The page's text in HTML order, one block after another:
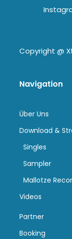
Copyright @
Navigation
Über Uns
Download &
Singles
Sampler
Mallotze
Videos
Partner
Booking